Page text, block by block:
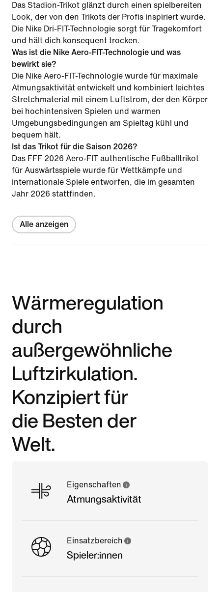
Das Stadion-Trikot glänzt durch einen spielbereiten
Look, der von den Trikots der Profis inspiriert wurde.
Die Nike Dri-FIT-Technologie sorgt für Tragekomfort
und hält dich konsequent trocken.
Was ist die Nike Aero-FIT-Technologie und was
bewirkt sie?
Die Nike Aero-FIT-Technologie wurde für maximale
Atmungsaktivität entwickelt und kombiniert leichtes
Stretchmaterial mit einem Luftstrom, der den Körper
bei hochintensiven Spielen und warmen
Umgebungsbedingungen am Spieltag kühl und
bequem hält.
Ist das Trikot für die Saison 2026?
Das FFF 2026 Aero-FIT authentische Fußballtrikot
für Auswärtsspiele wurde für Wettkämpfe und
internationale Spiele entworfen, die im gesamten
Jahr 2026 stattfinden.
Alle anzeigen
Wärmeregulation
durch
außergewöhnliche
Luftzirkulation.
Konzipiert für
die Besten der
Welt.
Eigenschaften
Atmungsaktivität
Einsatzbereich
Spieler:innen